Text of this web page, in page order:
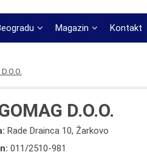
Magazin Kontakt
D.O.O.
Rade Drainca 10, Žarkovo
011/2510-981